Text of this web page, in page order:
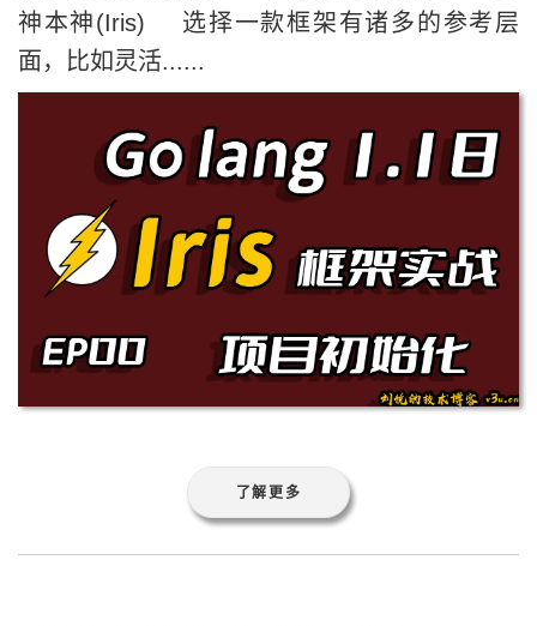
神本神(Iris) 选择一款框架有诸多的参考层
面，比如灵活......
了解更多